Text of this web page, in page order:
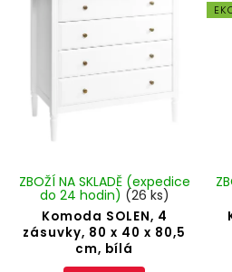
Komoda SOLEN, 4
zásuvky, 80 x 40 x 80,5
cm, bílá
ZBOŽÍ NA SKLADĚ (expedice
do 24 hodin) (26 ks)